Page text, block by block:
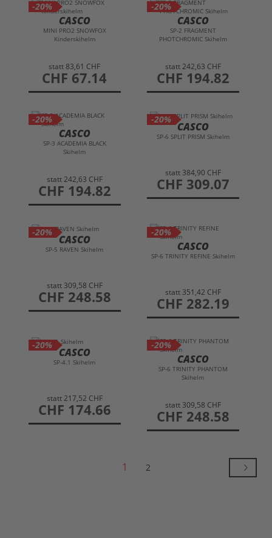
-20%
CASCO
MINI PRO2 SNOWFOX
Kinderskihelm
statt83,61 CHF
preis
CHF 67.14
-20%
CASCO
SP-2 FRAGMENT
PHOTCHROMIC Skihelm
statt 242,63 CHF
preis
CHF 194.82
-20%
CASCO
SP-3 ACADEMIA BLACK
Skihelm
statt 242,63 CHF
preis
CHF 194.82
-20%
CASCO
SP-6 SPLIT PRISM Skihelm
statt 384,90 CHF
preis
CHF 309.07
-20%
CASCO
SP-5 RAVEN Skihelm
statt 309,58 CHF
preis
CHF 248.58
-20%
CASCO
SP-6 TRINITY REFINE Skihelm
statt 351,42 CHF
preis
CHF 282.19
-20%
CASCO
SP-4.1 Skihelm
statt 217,52 CHF
preis
CHF 174.66
-20%
CASCO
SP-6 TRINITY PHANTOM
Skihelm
statt 309,58 CHF
preis
CHF 248.58
1 2